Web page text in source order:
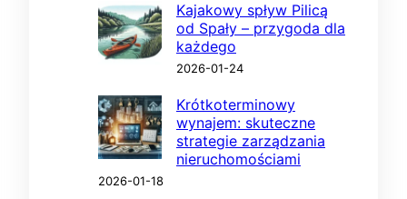
Kajakowy spływ Pilicą
od Spały – przygoda dla
każdego
2026-01-24
Krótkoterminowy
wynajem: skuteczne
strategie zarządzania
nieruchomościami
2026-01-18